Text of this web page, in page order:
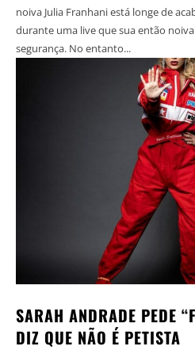
noiva Julia Franhani está longe de acabar. Assim o ex BBB
durante uma live que sua então
segurança. No entanto...
SARAH ANDRADE PEDE
DIZ QUE NÃO É PETISTA